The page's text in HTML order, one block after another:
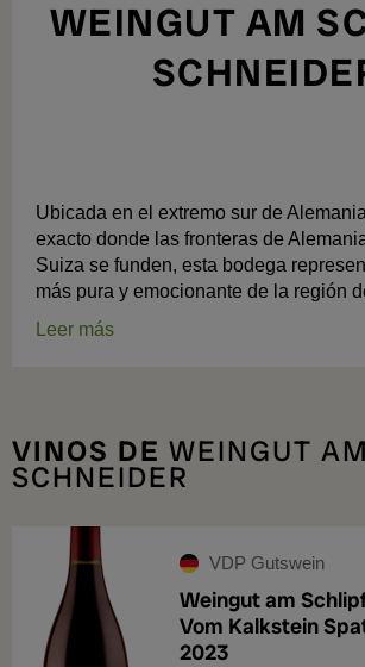
WEINGUT AM
Ubicada en el extremo sur de
exacto donde las fronteras de
Suiza se funden, esta bodega
más pura y emocionante de la región
Leer más
VINOS DE WEINGUT
SCHNEIDER
VDP Gutswein
Weingut am
Vom Kalkstein
2023